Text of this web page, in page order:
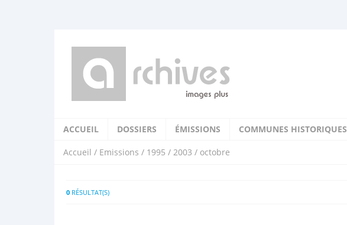
ACCUEIL DOSSIERS ÉMISSIONS COMMUNES HISTORIQUES
Accueil / Emissions / 1995 / 2003 / octobre
0 RÉSULTAT(S)